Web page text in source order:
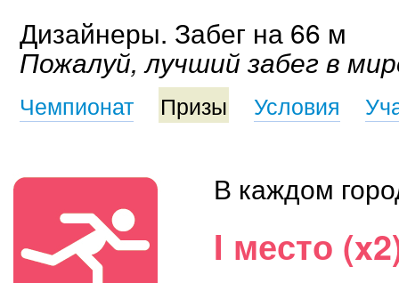
Дизайнеры. Забег на 66 м
Пожалуй, лучший забег в
Чемпионат Призы Условия
В каждом
I место